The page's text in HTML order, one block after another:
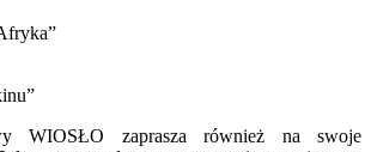
WIOSŁO zaprasza również na swoje